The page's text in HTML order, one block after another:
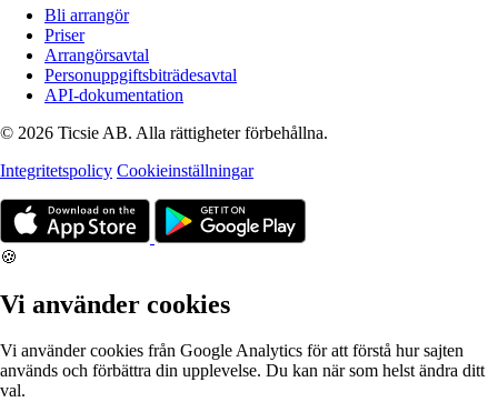
Bli arrangör
Priser
Arrangörsavtal
Personuppgiftsbiträdesavtal
API-dokumentation
© 2026 Ticsie AB. Alla rättigheter förbehållna.
Integritetspolicy Cookieinställningar
🍪
Vi använder cookies
Vi använder cookies från Google Analytics för att förstå hur sajten
används och förbättra din upplevelse. Du kan när som helst ändra ditt
val.